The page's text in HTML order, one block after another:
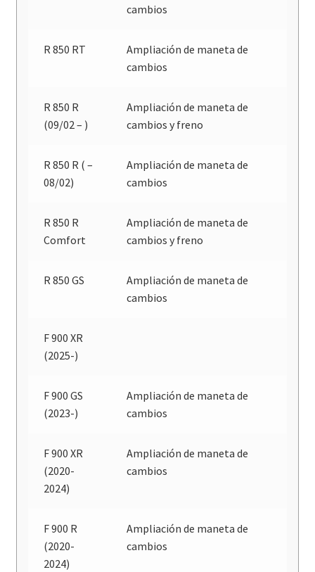
cambios
R 850 RT
Ampliación de maneta de
cambios
R 850 R
(09/02 – )
Ampliación de maneta de
cambios y freno
R 850 R ( –
08/02)
Ampliación de maneta de
cambios
R 850 R
Comfort
Ampliación de maneta de
cambios y freno
R 850 GS
Ampliación de maneta de
cambios
F 900 XR
(2025-)
F 900 GS
(2023-)
Ampliación de maneta de
cambios
F 900 XR
(2020-
2024)
Ampliación de maneta de
cambios
F 900 R
(2020-
2024)
Ampliación de maneta de
cambios